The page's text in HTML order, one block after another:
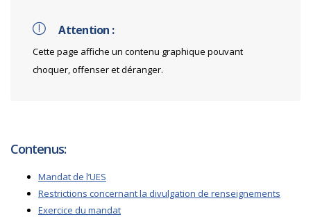
Attention :
Cette page affiche un contenu graphique pouvant
choquer, offenser et déranger.
Contenus:
Mandat de l’UES
Restrictions concernant la divulgation de renseignements
Exercice du mandat